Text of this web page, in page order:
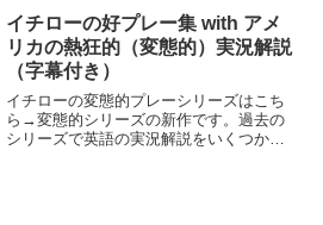
イチローの好プレー集 with アメ
リカの熱狂的（変態的）実況解説
（字幕付き）
イチローの変態的プレーシリーズはこち
ら→変態的シリーズの新作です。過去の
シリーズで英語の実況解説をいくつか翻